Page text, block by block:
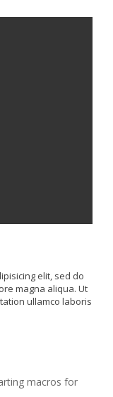
elit, sed do
magna aliqua. Ut
ullamco laboris
macros for